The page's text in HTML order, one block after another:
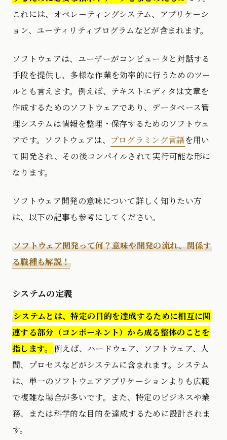
これには、オペレーティングシステム、アプリケーシ
ョン、ユーティリティプログラムなどが含まれます。
ソフトウェアは、ユーザーがコンピュータと対話する
手段を提供し、多様な作業を効率的に行うためのツー
ルとも言えます。例えば、テキストエディタは文章を
作成するためのソフトウェアであり、データベース管
理システムは情報を整理・保存するためのソフトウェ
アです。ソフトウェアは、 プログラミング言語を用い
て開発され、その後コンパイルされて実行可能な形に
なります。
ソフトウェア開発の意味について詳しく知りたい方
は、以下の記事も参考にしてください。
ソフトウェア開発って何？意味や開発の流れ、関係す
る職種も解説！
システムの定義
システムとは、特定の目的を達成するために相互に関
連する部分（コンポーネント）から成る整体のことを
指します。 例えば、ハードウェア、ソフトウェア、人
間、プロセスなどがシステムに含まれます。システム
は、単一のソフトウェアアプリケーションよりも広範
で複雑な場合が多いです。また、特定のビジネスや業
務、または科学的な目的を達成するために設計されま
す。